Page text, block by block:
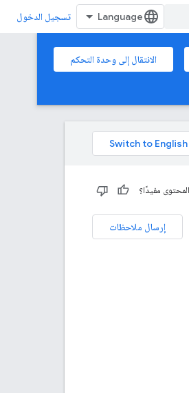
تسجيل الدخول
الانتقال إلى وحدة التحكم
مفيدًا؟
إرسال ملاحظات